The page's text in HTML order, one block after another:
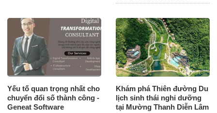
Yếu tố quan trọng nhất cho
chuyển đổi số thành công -
Geneat Software
Khám phá Thiên đường Du
lịch sinh thái nghỉ dưỡng
tại Mường Thanh Diễn Lâm